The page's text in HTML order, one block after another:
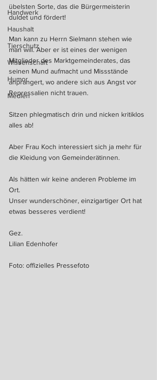
Handwerk
Haushalt
Tierschutz
Wissenschaft
Humor
Medien
übelsten Sorte, das die Bürgermeisterin
duldet und fördert!
Man kann zu Herrn Sielmann stehen wie
man will. Aber er ist eines der wenigen
Mitglieder des Marktgemeinderates, das
seinen Mund aufmacht und Missstände
anprangert, wo andere sich aus Angst vor
Repressalien nicht trauen.
Sitzen phlegmatisch drin und nicken kritiklos
alles ab!
Aber Frau Koch interessiert sich ja mehr für
die Kleidung von Gemeinderätinnen.
Als hätten wir keine anderen Probleme im
Ort.
Unser wunderschöner, einzigartiger Ort hat
etwas besseres verdient!
Gez.
Lilian Edenhofer
Foto: offizielles Pressefoto